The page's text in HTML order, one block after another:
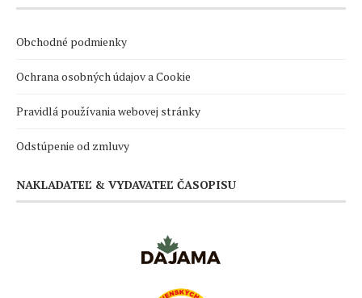
Obchodné podmienky
Ochrana osobných údajov a Cookie
Pravidlá používania webovej stránky
Odstúpenie od zmluvy
NAKLADATEĽ & VYDAVATEĽ ČASOPISU